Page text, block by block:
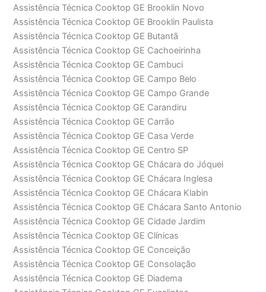
Assistência Técnica Cooktop GE Brooklin Novo
Assistência Técnica Cooktop GE Brooklin Paulista
Assistência Técnica Cooktop GE Butantã
Assistência Técnica Cooktop GE Cachoeirinha
Assistência Técnica Cooktop GE Cambuci
Assistência Técnica Cooktop GE Campo Belo
Assistência Técnica Cooktop GE Campo Grande
Assistência Técnica Cooktop GE Carandiru
Assistência Técnica Cooktop GE Carrão
Assistência Técnica Cooktop GE Casa Verde
Assistência Técnica Cooktop GE Centro SP
Assistência Técnica Cooktop GE Chácara do Jóquei
Assistência Técnica Cooktop GE Chácara Inglesa
Assistência Técnica Cooktop GE Chácara Klabin
Assistência Técnica Cooktop GE Chácara Santo Antonio
Assistência Técnica Cooktop GE Cidade Jardim
Assistência Técnica Cooktop GE Clínicas
Assistência Técnica Cooktop GE Conceição
Assistência Técnica Cooktop GE Consolação
Assistência Técnica Cooktop GE Diadema